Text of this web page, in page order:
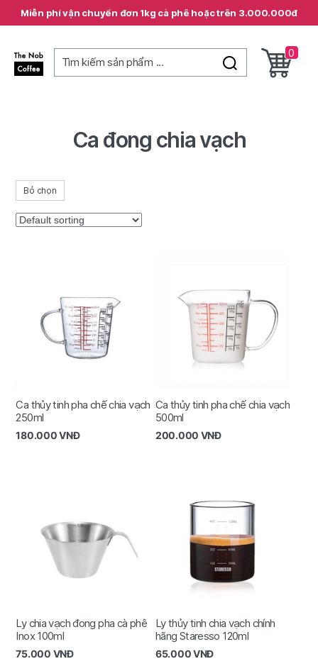
Miễn phí vận chuyển đơn 1kg cà phê hoặc trên 3.000.000đ
Tìm kiếm sản phẩm ...
0
Ca đong chia vạch
Bỏ chọn
Ca thủy tinh pha chế chia vạch
250ml
180.000VNĐ
Ca thủy tinh pha chế chia vạch
500ml
200.000 VNĐ
Ly chia vạch đong pha cà phê
Inox 100ml
75.000 VNĐ
Ly thủy tinh chia vạch chính
hãng Staresso 120ml
65.000VNĐ